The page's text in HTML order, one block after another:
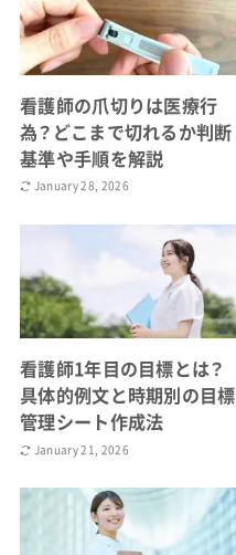
看護師の爪切りは医療行
為？どこまで切れるか判断
基準や手順を解説
January 28, 2026
看護師1年目の目標とは？
具体的例文と時期別の目標
管理シート作成法
January 21, 2026